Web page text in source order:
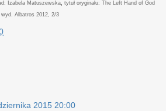
Izabela Matuszewska tytuł oryginału: The Left Hand of God
Albatros 2012, 2/3
2015 20:00